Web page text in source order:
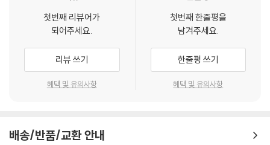
소 부여방법, 주소정보시설 보는 방법, 도로명주소로 지도 읽는 방법을 수
록하여 도로명주소에 대한 이해를 높이고자 하였습니다.
4. 기출 면접 정복하기!
기출 면접 및 예상 질문을 평정요소별로 분류하였습니다. 이 뿐만 아니라
5. 집배원 면접 질문카드
첫번째 리뷰어가
되어주세요.
리뷰 쓰기
혜택 및 유의사항
첫번째 한줄평을
남겨주세요.
한줄평 쓰기
혜택 및 유의사항
배송/반품/교환 안내